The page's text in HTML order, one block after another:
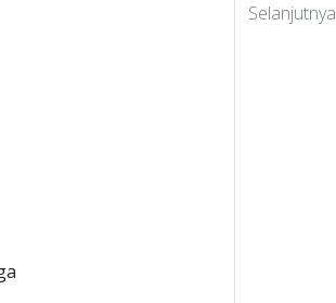
Selanjutnya